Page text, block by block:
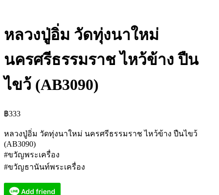
หลวงปู่อิ่ม วัดทุ่งนาใหม่
นครศรีธรรมราช ไหว้ข้าง ปืน
ไขว้ (AB3090)
฿333
หลวงปู่อิ่ม วัดทุ่งนาใหม่ นครศรีธรรมราช ไหว้ข้าง ปืนไขว้
(AB3090)
#ขวัญพระเครื่อง
#ขวัญธานันท์พระเครื่อง